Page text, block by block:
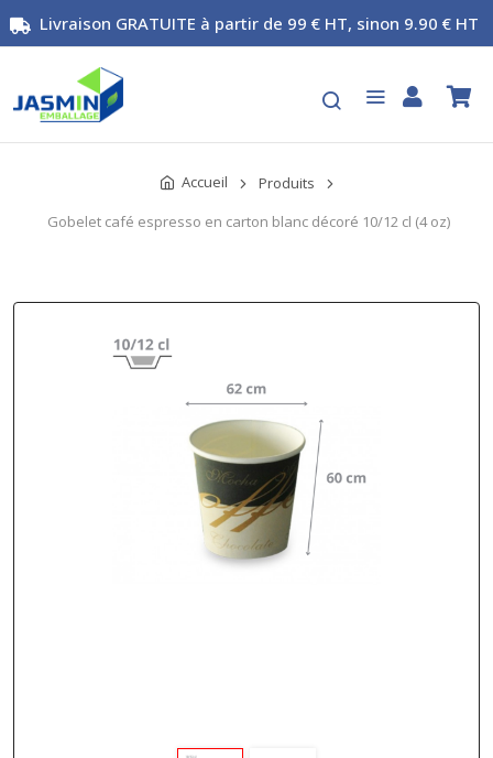
Livraison GRATUITE à partir de 99 € HT, sinon 9.90 € HT
Accueil
Produits
Gobelet café espresso en carton blanc décoré 10/12 cl (4 oz)